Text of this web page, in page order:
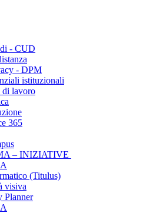
- CUD
- DPM
istituzionali
di lavoro
365
– INIZIATIVE
(Titulus)
visiva
Planner